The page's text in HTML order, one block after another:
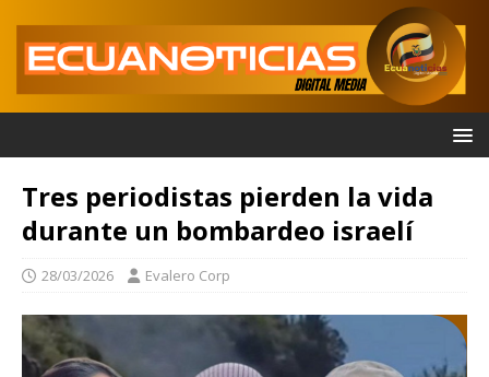
Tres periodistas pierden la vida
durante un bombardeo israelí
28/03/2026 Evalero Corp